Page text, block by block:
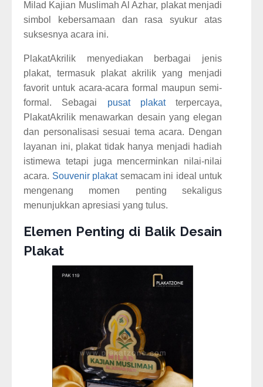
Milad Kajian Muslimah Al Azhar, plakat menjadi
simbol kebersamaan dan rasa syukur atas
suksesnya acara ini.
PlakatAkrilik menyediakan berbagai jenis
plakat, termasuk plakat akrilik yang menjadi
favorit untuk acara-acara formal maupun semi-
formal. Sebagai pusat plakatterpercaya,
PlakatAkrilik menawarkan desain yang elegan
dan personalisasi sesuai tema acara. Dengan
layanan ini, plakat tidak hanya menjadi hadiah
istimewa tetapi juga mencerminkan nilai-nilai
acara. Souvenir plakatsemacam ini ideal untuk
mengenang momen penting sekaligus
menunjukkan apresiasi yang tulus.
Elemen Penting di Balik Desain
Plakat